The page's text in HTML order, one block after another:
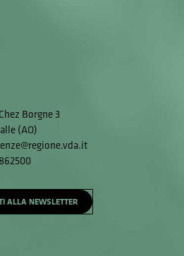
Borgne 3
(AO)
ALLA NEWSLETTER